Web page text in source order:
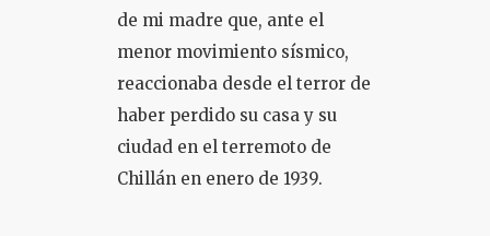
de mi madre que, ante el
menor movimiento sísmico,
reaccionaba desde el terror de
haber perdido su casa y su
ciudad en el terremoto de
Chillán en enero de 1939.